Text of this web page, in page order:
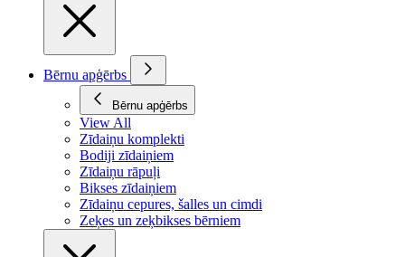
Bērnu apģērbs
Bērnu apģērbs
View All
Zīdaiņu komplekti
Bodiji zīdaiņiem
Zīdaiņu rāpuļi
Bikses zīdaiņiem
Zīdaiņu cepures, šalles un cimdi
Zeķes un zeķbikses bērniem